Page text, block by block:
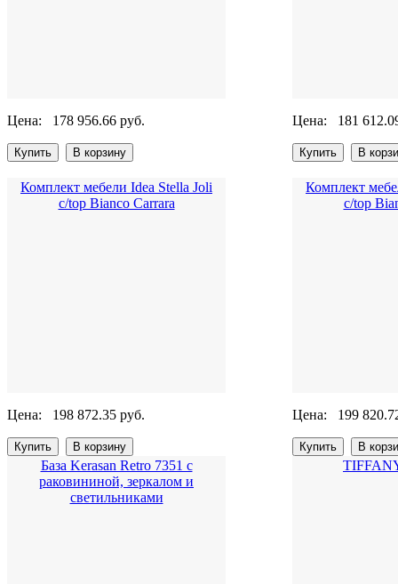
Цена: 178 956.66 руб. Цена: 181
Комплект мебели Idea Stella Joli
c/top Bianco Carrara
Цена: 198 872.35 руб.
Комплект
c/top
Цена: 199
База Kerasan Retro 7351 с
раковининой, зеркалом и
светильниками